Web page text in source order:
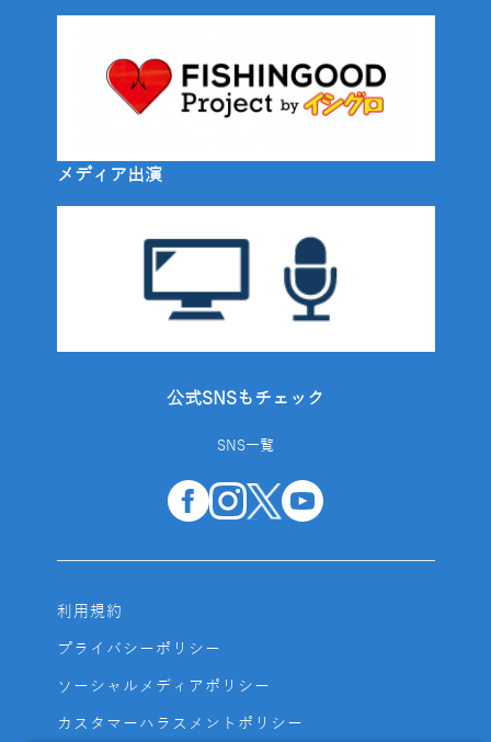
メディア出演
公式SNSもチェック
SNS一覧
利用規約
プライバシーポリシー
ソーシャルメディアポリシー
カスタマーハラスメントポリシー